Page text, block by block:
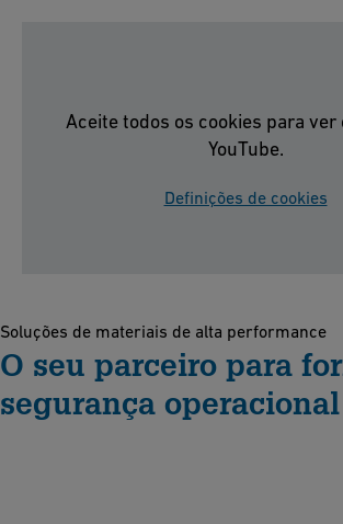
Aceite todos os cookies para ver
YouTube.
Definições de cookies
Soluções de materiais de alta performance
O seu parceiro para
segurança operacional